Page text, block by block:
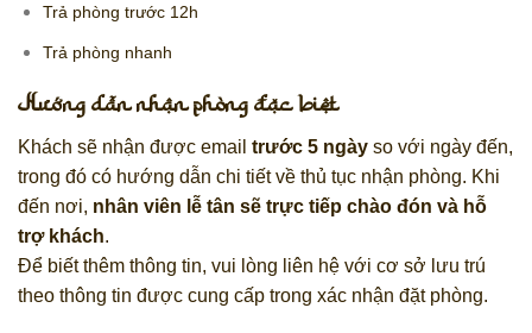
Trả phòng trước 12h
Trả phòng nhanh
Hướng dẫn nhận phòng đặc biệt
Khách sẽ nhận được email trước 5 ngày so với ngày đến,
trong đó có hướng dẫn chi tiết về thủ tục nhận phòng. Khi
đến nơi, nhân viên lễ tân sẽ trực tiếp chào đón và hỗ
trợ khách.
Để biết thêm thông tin, vui lòng liên hệ với cơ sở lưu trú
theo thông tin được cung cấp trong xác nhận đặt phòng.